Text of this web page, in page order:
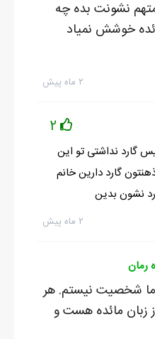
نشونت بده چه
خوشش نمیاد
۲ ماه پیش
2
گارد نداشتی تو این
گارد دارین خانم
نشون بدین
۲ ماه پیش
رمان
شخصیت نیستم. هر
زبان مائده هست و